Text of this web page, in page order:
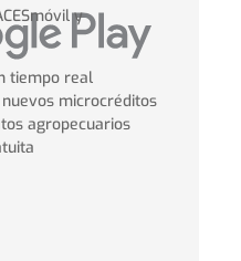
y
tiempo real
microcréditos
agropecuarios